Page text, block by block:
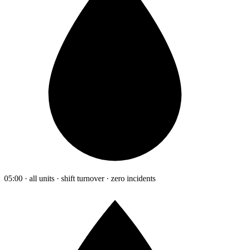
05:00 · all units · shift turnover · zero incidents